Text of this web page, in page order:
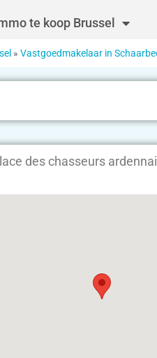
te koop Brussel
» Vastgoedmakelaar in
des chasseurs